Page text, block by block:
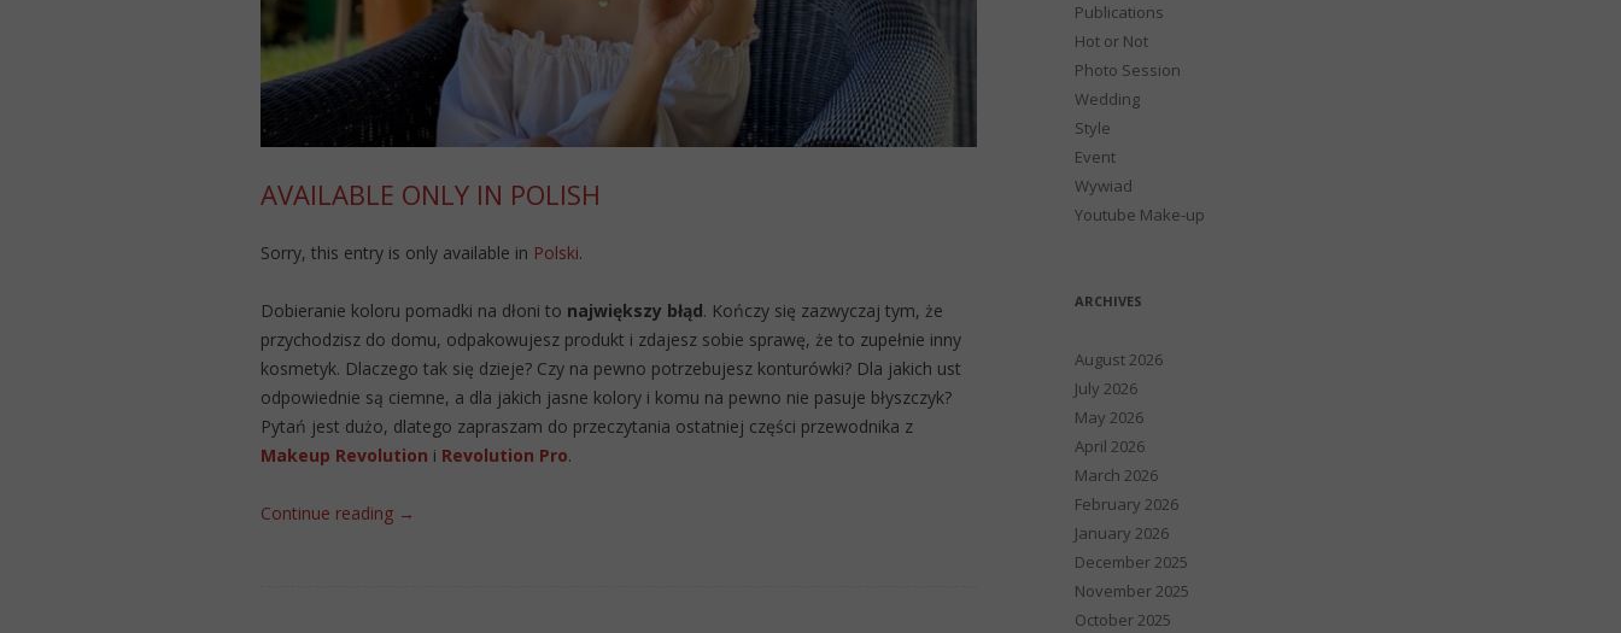
AVAILABLE ONLY IN POLISH
Sorry, this entry is only available in Polski.
Dobieranie koloru pomadki na dłoni to największy błąd. Kończy się zazwyczaj tym, że
przychodzisz do domu, odpakowujesz produkt i zdajesz sobie sprawę, że to zupełnie inny
kosmetyk. Dlaczego tak się dzieje? Czy na pewno potrzebujesz konturówki? Dla jakich ust
odpowiednie są ciemne, a dla jakich jasne kolory i komu na pewno nie pasuje błyszczyk?
Pytań jest dużo, dlatego zapraszam do przeczytania ostatniej części przewodnika z
Makeup Revolution i Revolution Pro.
Continue reading →
Publications
Hot or Not
Photo Session
Wedding
Style
Event
Wywiad
Youtube Make-up
ARCHIVES
August 2026
July 2026
May 2026
April 2026
March 2026
February 2026
January 2026
December 2025
November 2025
October 2025